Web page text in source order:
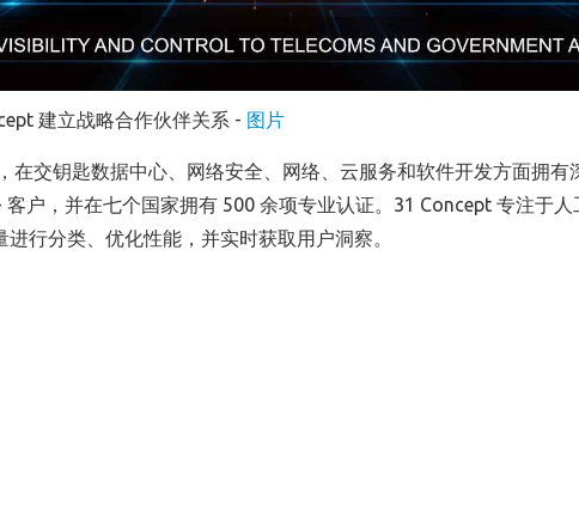
建立战略合作伙伴关系 - 图片
在交钥匙数据中心、网络安全、网络、云服务和软件开发方面拥有
客户，并在七个国家拥有 500 余项专业认证。31 Concept 专注于
行分类、优化性能，并实时获取用户洞察。